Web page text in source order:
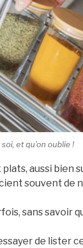
et qu’on oublie !
aussi bien
souvent de
sans savoir
de lister